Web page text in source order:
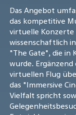
Das Angebot
das kompetitive
virtuelle Konzerte
wissenschaftlich
"The Gate", die in
wurde.
virtuellen Flug
das "Immersive
Vielfalt spricht